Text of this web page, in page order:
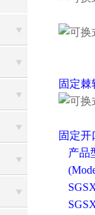
固定棘
固定开
产品